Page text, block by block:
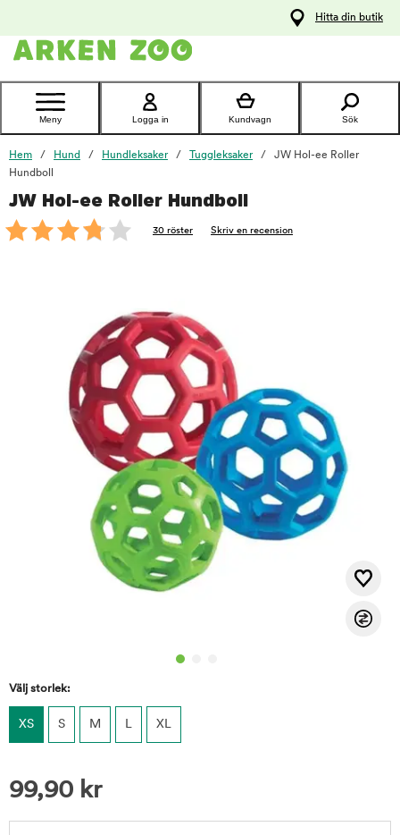
Kontakta
Hitta din butik
Meny Logga in Kundvagn Sök
Hem Hund Hundleksaker Tuggleksaker
JW Hol-ee Roller
Hundboll
JW Hol-ee Roller Hundboll
30 röster Skriv en recension
Välj storlek:
XS S M L XL
99,90 kr
foo